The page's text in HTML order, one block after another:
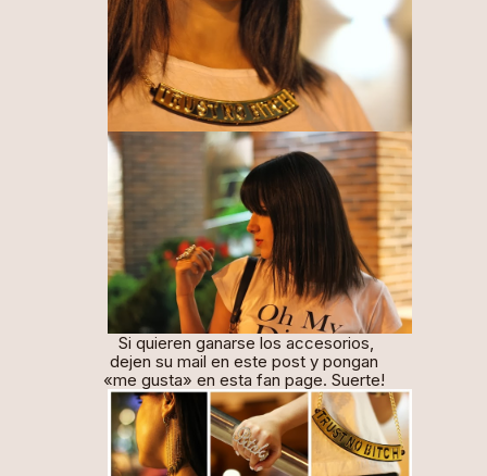
Si quieren ganarse los accesorios,
dejen su mail en este post y pongan
«me gusta» en esta fan page. Suerte!